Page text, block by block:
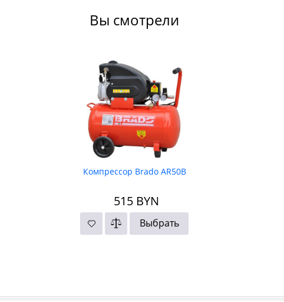
Вы смотрели
Компрессор Brado AR50B
515BYN
Выбрать